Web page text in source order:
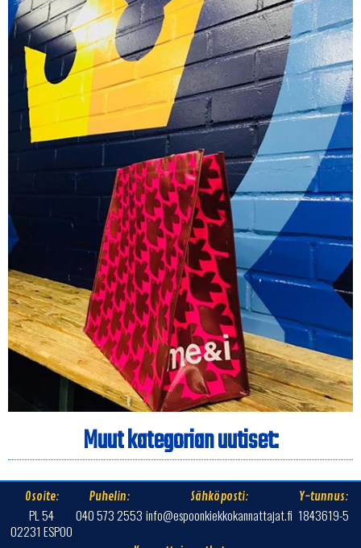
Muut kategorian uutiset:
Osoite:
PL 54
02231 ESPOO
Puhelin:
040 573 2553
Sähköposti:
info@espoonkiekkokannattajat.fi
Y-tunnus:
1843619-5